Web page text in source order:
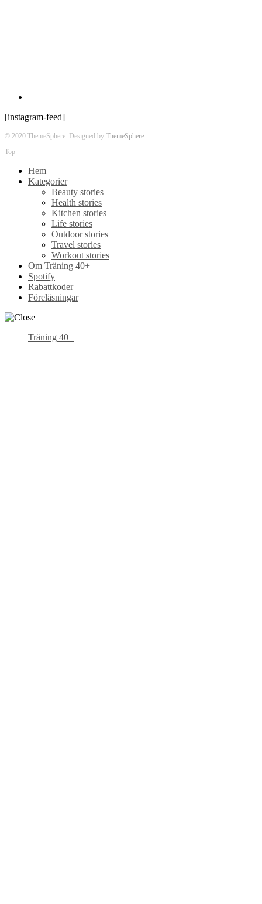
[instagram-feed]
© 2020 ThemeSphere. Designed by ThemeSphere
Top
Hem
Kategorier
Beauty stories
Health stories
Kitchen stories
Life stories
Outdoor stories
Travel stories
Workout stories
Om Träning 40+
Spotify
Rabattkoder
Föreläsningar
Träning 40+